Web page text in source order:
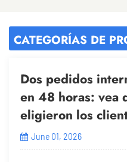
CATEGORÍAS DE
Dos pedidos
en 48 horas: vea
eligieron los
June 01, 2026